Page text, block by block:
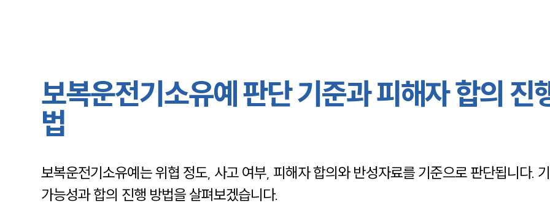
보복운전기소유예 판단 기준과 피해자 합의 진
법
보복운전기소유예는 위협 정도, 사고 여부, 피해자 합의와 반성자료를 기준으로 판단됩니다.
가능성과 합의 진행 방법을 살펴보겠습니다.